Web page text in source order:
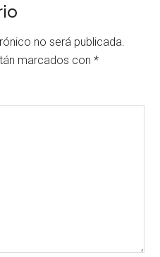
no será publicada.
marcados con*